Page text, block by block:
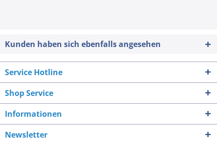
Kunden haben sich ebenfalls angesehen
Service Hotline
Shop Service
Informationen
Newsletter